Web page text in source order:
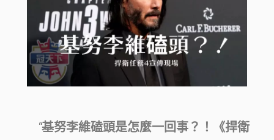
基努李維磕頭是怎麼一回事？！《捍衛